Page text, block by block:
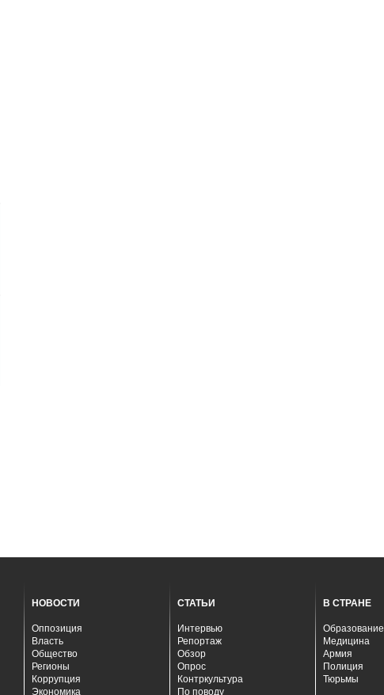
НОВОСТИ
Оппозиция
Власть
Общество
Регионы
Коррупция
Экономика
СТАТЬИ
Интервью
Репортаж
Обзор
Опрос
Контркультура
По поводу
В СТРАНЕ
Образование
Медицина
Армия
Полиция
Тюрьмы